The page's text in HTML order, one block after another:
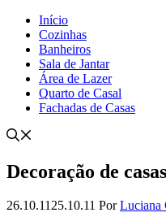
Início
Cozinhas
Banheiros
Sala de Jantar
Área de Lazer
Quarto de Casal
Fachadas de Casas
Decoração de
26.10.1125.10.11 PorLuciana